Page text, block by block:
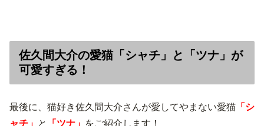
佐久間大介の愛猫「シャチ」と「ツナ」が
可愛すぎる！
最後に、猫好き佐久間大介さんが愛してやまない愛猫 「シ
ャチ」 と 「ツナ」 をご紹介します！